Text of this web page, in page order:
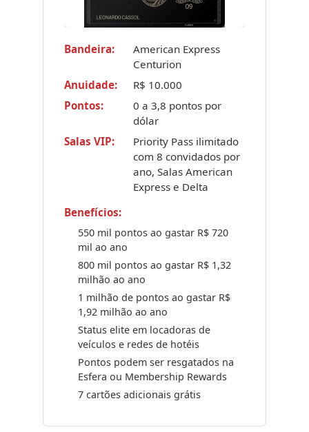
Bandeira:
American Express
Centurion
Anuidade:
R$ 10.000
Pontos:
0 a 3,8 pontos por
dólar
Salas VIP:
Priority Pass ilimitado
com 8 convidados por
ano, Salas American
Express e Delta
Benefícios:
550 mil pontos ao gastar R$ 720
mil ao ano
800 mil pontos ao gastar R$ 1,32
milhão ao ano
1 milhão de pontos ao gastar R$
1,92 milhão ao ano
Status elite em locadoras de
veículos e redes de hotéis
Pontos podem ser resgatados na
Esfera ou Membership Rewards
7 cartões adicionais grátis